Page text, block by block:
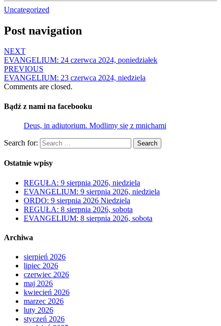
Uncategorized
Post navigation
NEXT
EVANGELIUM: 24 czerwca 2024, poniedziałek
PREVIOUS
EVANGELIUM: 23 czerwca 2024, niedziela
Comments are closed.
Bądź z nami na facebooku
Deus, in adiutorium. Modlimy się z mnichami
Search for: Search
Ostatnie wpisy
REGUŁA: 9 sierpnia 2026, niedziela
EVANGELIUM: 9 sierpnia 2026, niedziela
ORDO: 9 sierpnia 2026 Niedziela
REGUŁA: 8 sierpnia 2026, sobota
EVANGELIUM: 8 sierpnia 2026, sobota
Archiwa
sierpień 2026
lipiec 2026
czerwiec 2026
maj 2026
kwiecień 2026
marzec 2026
luty 2026
styczeń 2026